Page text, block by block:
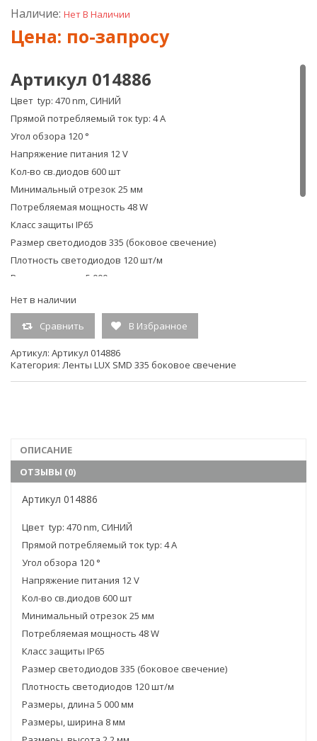
600
Наличие: Нет В Наличии
Артикул 014886
Цвет typ: 470 nm, СИНИЙ
Прямой потребляемый ток typ: 4 A
Угол обзора 120 °
Напряжение питания 12 V
Кол-во св.диодов 600 шт
Минимальный отрезок 25 мм
Потребляемая мощность 48 W
Класс защиты IP65
Размер светодиодов 335 (боковое свечение)
Плотность светодиодов 120 шт/м
Размеры, длина 5 000 мм
Размеры, ширина 8 мм
Размеры, высота 2,2 мм
Потребляемая мощность min-max min: 40 W; max: 48 W
Вес 0.217 кг
Рулон – 5 м
Производитель Arlight
Нет в наличии
Сравнить В Избранное
Артикул: Артикул 014886
Категория: Ленты LUX SMD 335 боковое свечение
ОПИСАНИЕ
ОТЗЫВЫ (0)
Артикул 014886
Цвет typ: 470 nm, СИНИЙ
Прямой потребляемый ток typ: 4 A
Угол обзора 120 °
Напряжение питания 12 V
Кол-во св.диодов 600 шт
Минимальный отрезок 25 мм
Потребляемая мощность 48 W
Класс защиты IP65
Размер светодиодов 335 (боковое свечение)
Плотность светодиодов 120 шт/м
Размеры, длина 5 000 мм
Размеры, ширина 8 мм